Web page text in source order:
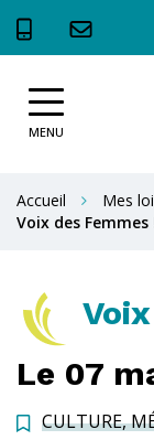
MENU
Accueil Mes
Voix des Femmes
Le 07
CULTURE,